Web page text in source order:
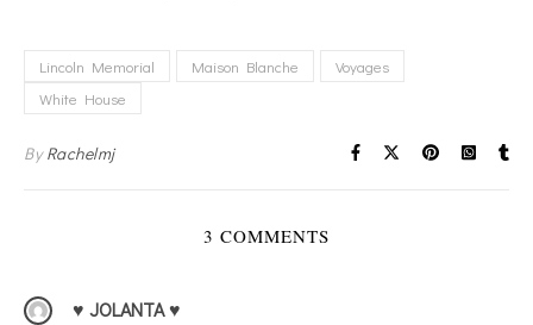
Lincoln Memorial Maison Blanche
Voyages
White House
ByRachelmj
3 COMMENTS
♥ JOLANTA ♥